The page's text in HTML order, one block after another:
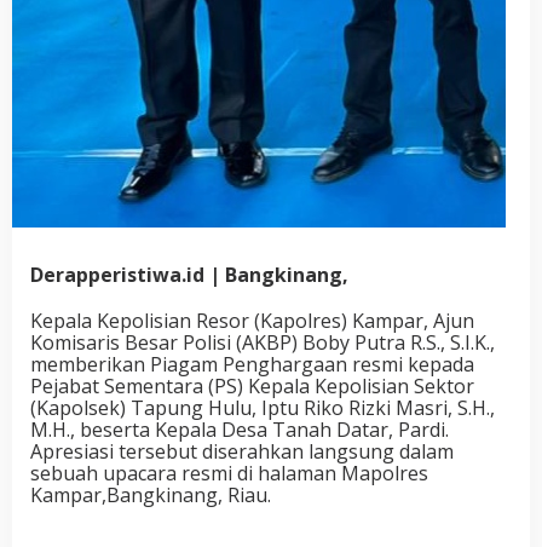
Derapperistiwa.id | Bangkinang,
Kepala Kepolisian Resor (Kapolres) Kampar, Ajun
Komisaris Besar Polisi (AKBP) Boby Putra R.S., S.I.K.,
memberikan Piagam Penghargaan resmi kepada
Pejabat Sementara (PS) Kepala Kepolisian Sektor
(Kapolsek) Tapung Hulu, Iptu Riko Rizki Masri, S.H.,
M.H., beserta Kepala Desa Tanah Datar, Pardi.
Apresiasi tersebut diserahkan langsung dalam
sebuah upacara resmi di halaman Mapolres
Kampar,Bangkinang, Riau.